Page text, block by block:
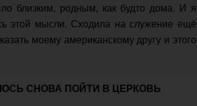
близким, родным, как будто дома. И я
этой мысли. Сходила на служение ещё
моему американскому другу и этого
СНОВА ПОЙТИ В ЦЕРКОВЬ